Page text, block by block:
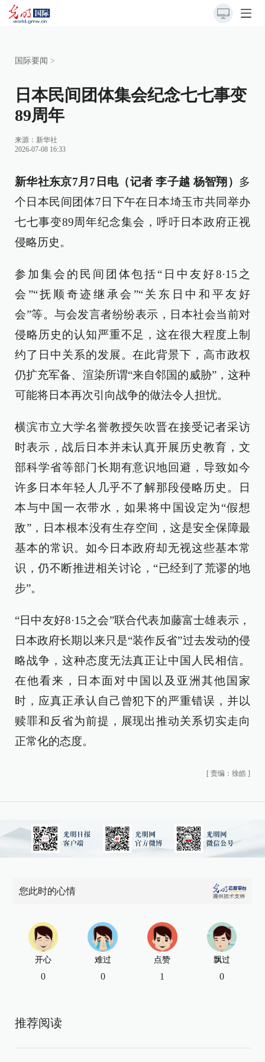
国际要闻 >
日本民间团体集会纪念七七事变
89周年
来源： 新华社
2026-07-08 16:33
新华社东京7月7日电（记者 李子越 杨智翔） 多
个日本民间团体7日下午在日本埼玉市共同举办
七七事变89周年纪念集会，呼吁日本政府正视
侵略历史。
参加集会的民间团体包括“日中友好8·15之
会”“抚顺奇迹继承会”“关东日中和平友好
会”等。与会发言者纷纷表示，日本社会当前对
侵略历史的认知严重不足，这在很大程度上制
约了日中关系的发展。在此背景下，高市政权
仍扩充军备、渲染所谓“来自邻国的威胁”，这种
可能将日本再次引向战争的做法令人担忧。
横滨市立大学名誉教授矢吹晋在接受记者采访
时表示，战后日本并未认真开展历史教育，文
部科学省等部门长期有意识地回避，导致如今
许多日本年轻人几乎不了解那段侵略历史。日
本与中国一衣带水，如果将中国设定为“假想
敌”，日本根本没有生存空间，这是安全保障最
基本的常识。如今日本政府却无视这些基本常
识，仍不断推进相关讨论，“已经到了荒谬的地
步”。
“日中友好8·15之会”联合代表加藤富士雄表示，
日本政府长期以来只是“装作反省”过去发动的侵
略战争，这种态度无法真正让中国人民相信。
在他看来，日本面对中国以及亚洲其他国家
时，应真正承认自己曾犯下的严重错误，并以
赎罪和反省为前提，展现出推动关系切实走向
正常化的态度。
[ 责编：徐皓 ]
您此时的心情
开心
0
难过
0
点赞
1
飘过
0
推荐阅读